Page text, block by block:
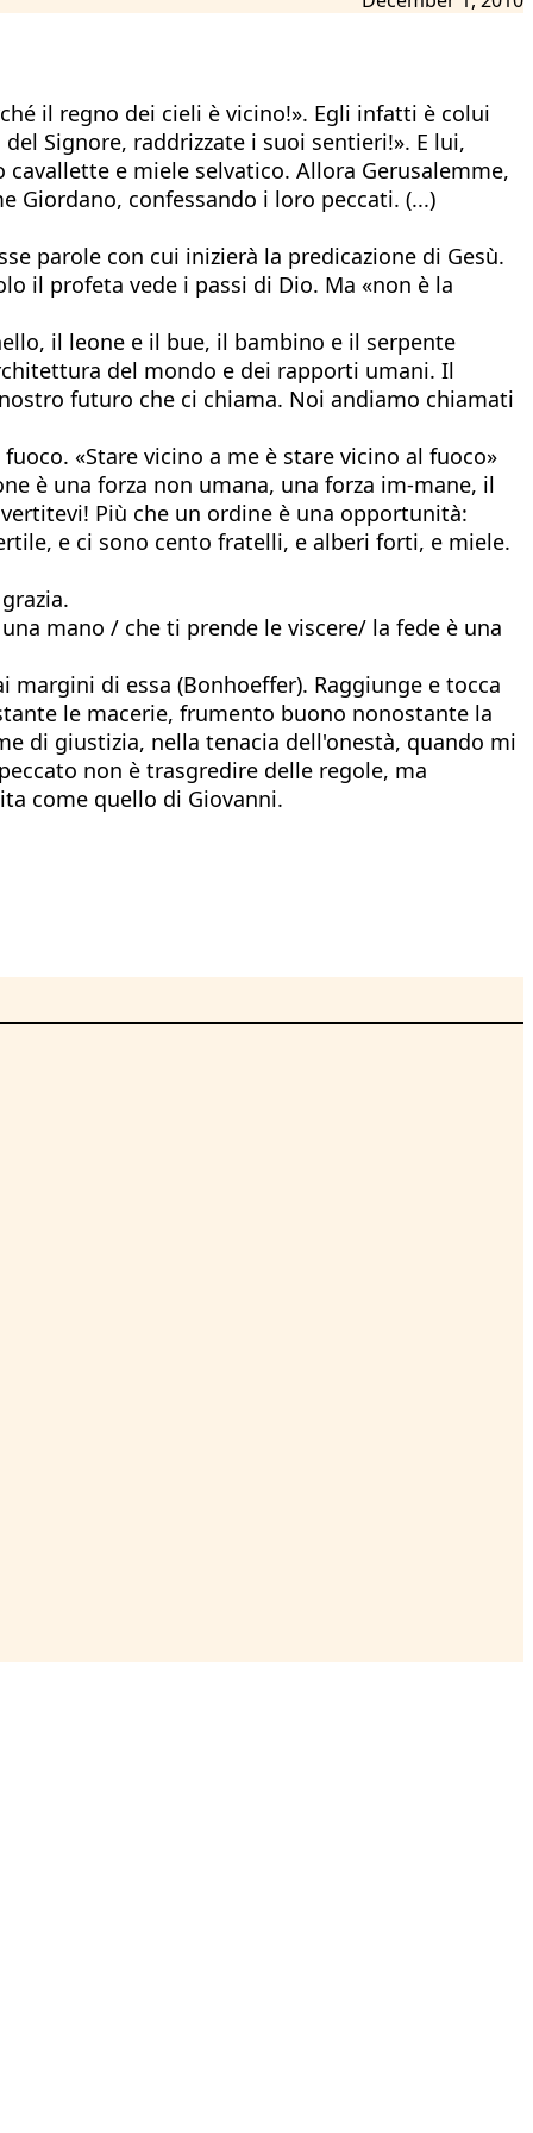
il regno dei cieli è vicino!». Egli infatti è colui
Signore, raddrizzate i suoi sentieri!». E lui,
e miele selvatico. Allora Gerusalemme,
Giordano, confessando i loro peccati. (...)
parole con cui inizierà la predicazione di Gesù.
il profeta vede i passi di Dio. Ma «non è la
il leone e il bue, il bambino e il serpente
del mondo e dei rapporti umani. Il
futuro che ci chiama. Noi andiamo chiamati
«Stare vicino a me è stare vicino al fuoco»
è una forza non umana, una forza im-mane, il
Più che un ordine è una opportunità:
e ci sono cento fratelli, e alberi forti, e miele.
mano / che ti prende le viscere/ la fede è una
di essa (Bonhoeffer). Raggiunge e tocca
le macerie, frumento buono nonostante la
di giustizia, nella tenacia dell'onestà, quando mi
non è trasgredire delle regole, ma
come quello di Giovanni.